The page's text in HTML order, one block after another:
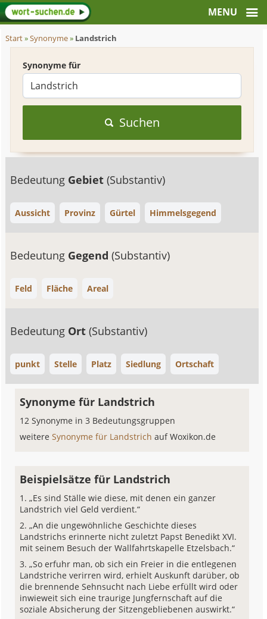
Start»Synonyme» Landstrich
Synonyme für
Suchen
Bedeutung Gebiet(Substantiv)
Aussicht Provinz Gürtel Himmelsgegend
Bedeutung Gegend(Substantiv)
Feld Fläche Areal
Bedeutung Ort(Substantiv)
punkt Stelle Platz Siedlung Ortschaft
Synonyme für Landstrich
12 Synonyme in 3 Bedeutungsgruppen
weitereSynonyme für Landstrichauf Woxikon.de
Beispielsätze für Landstrich
„Es sind Ställe wie diese, mit denen ein ganzer
Landstrich viel Geld verdient.“
„An die ungewöhnliche Geschichte dieses
Landstrichs erinnerte nicht zuletzt Papst Benedikt XVI.
mit seinem Besuch der Wallfahrtskapelle Etzelsbach.“
„So erfuhr man, ob sich ein Freier in die entlegenen
Landstriche verirren wird, erhielt Auskunft darüber, ob
die brennende Sehnsucht nach Liebe erfüllt wird oder
inwieweit sich eine traurige Jungfernschaft auf die
soziale Absicherung der Sitzengebliebenen auswirkt.“